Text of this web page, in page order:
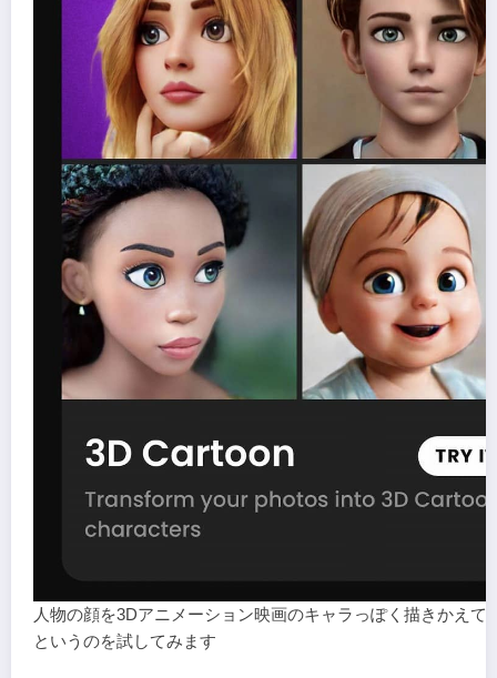
人物の顔を3Dアニメーション映画のキャラっぽく描きかえて
というのを試してみます